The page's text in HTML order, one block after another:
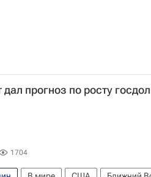
прогноз по росту
1704